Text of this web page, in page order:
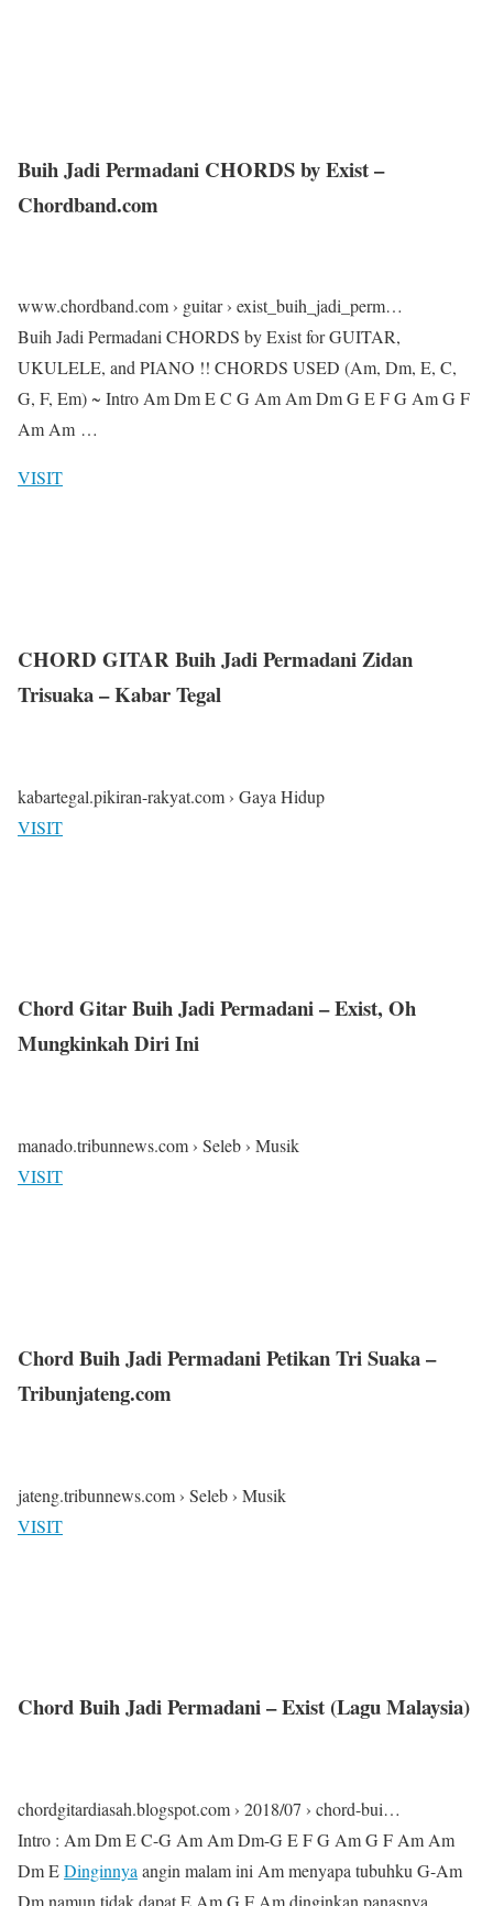
Buih Jadi Permadani CHORDS by Exist –
Chordband.com
www.chordband.com › guitar › exist_buih_jadi_perm…
Buih Jadi Permadani CHORDS by Exist for GUITAR,
UKULELE, and PIANO !! CHORDS USED (Am, Dm, E, C,
G, F, Em) ~ Intro Am Dm E C G Am Am Dm G E F G Am G F
Am Am …
VISIT
CHORD GITAR Buih Jadi Permadani Zidan
Trisuaka – Kabar Tegal
kabartegal.pikiran-rakyat.com › Gaya Hidup
VISIT
Chord Gitar Buih Jadi Permadani – Exist, Oh
Mungkinkah Diri Ini
manado.tribunnews.com › Seleb › Musik
VISIT
Chord Buih Jadi Permadani Petikan Tri Suaka –
Tribunjateng.com
jateng.tribunnews.com › Seleb › Musik
VISIT
Chord Buih Jadi Permadani – Exist (Lagu Malaysia)
chordgitardiasah.blogspot.com › 2018/07 › chord-bui…
Intro : Am Dm E C-G Am Am Dm-G E F G Am G F Am Am
Dm EDinginnya angin malam ini Am menyapa tubuhku G-Am
Dm namun tidak dapat E Am G F Am dinginkan panasnya …